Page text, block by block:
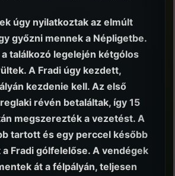
úgy nyilatkoztak az elmúlt
győzni mennek a Népligetbe.
találkozó legelején kétgólos
A Fradi úgy kezdett,
kezdenie kell. Az első
révén betaláltak, így 15
megszerezték a vezetést. A
tartott és egy perccel később
Fradi gólfelelőse. A vendégek
át a félpályán, teljesen